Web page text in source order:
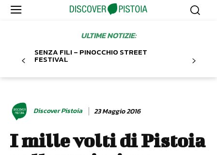
ULTIME NOTIZIE:
SENZA FILI – PINOCCHIO STREET
FESTIVAL
Discover Pistoia 23 Maggio 2016
I mille volti di Pistoia